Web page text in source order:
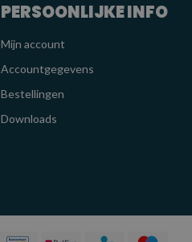
PERSOONLIJKE INFO
Mijn account
Accountgegevens
Bestellingen
Downloads